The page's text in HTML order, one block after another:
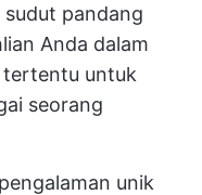
pandang
Anda dalam
tertentu untuk
seorang
unik